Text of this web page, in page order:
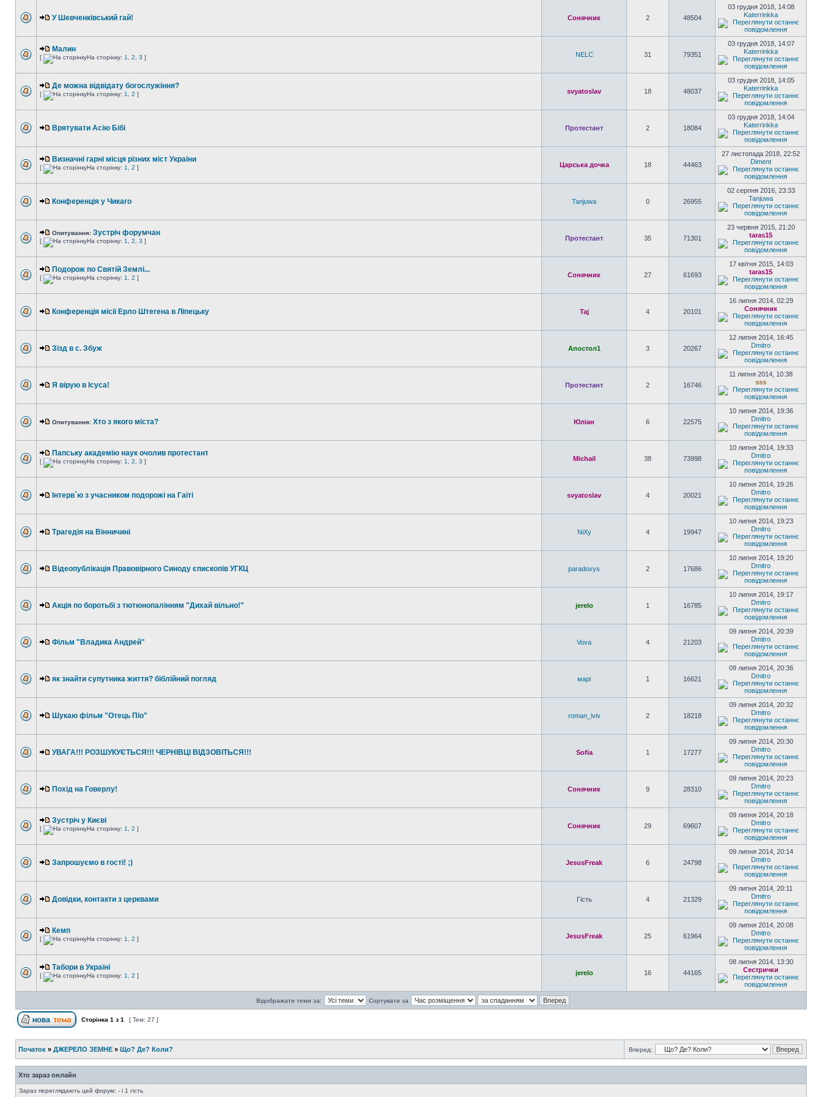
У Шевченківський гай! Сонячник 2 48504
03 грудня 2018, 14:08
Katerrinkka
Малин
[ На сторінку: 1 2 3 ] NELC 31 79351
03 грудня 2018, 14:07
Katerrinkka
Де можна відвідату богослужіння?
[ На сторінку: 1 2 ] svyatoslav 18 48037
03 грудня 2018, 14:05
Katerrinkka
Врятувати Асію Бібі Протестант 2 18084
03 грудня 2018, 14:04
Katerrinkka
Визначні гарні місця різних міст України
[ На сторінку: 1 2 ] Царська дочка 18 44463
27 листопада 2018, 22:52
Diment
Конференція у Чикаго Tanjuwa 0 26955
02 серпня 2016, 23:33
Tanjuwa
Опитування: Зустріч форумчан
[ На сторінку: 1 2 3 ] Протестант 35 71301
23 червня 2015, 21:20
taras15
Подорож по Святій Землі...
[ На сторінку: 1 2 ] Сонячник 27 61693
17 квітня 2015, 14:03
taras15
Конференція місії Ерло Штегена в Ліпецьку Taj 4 20101
16 липня 2014, 02:29
Сонячник
Зїзд в с. Збуж Апостол1 3 20267
12 липня 2014, 16:45
Dmitro
Я вірую в Ісуса! Протестант 2 16746
11 липня 2014, 10:38
sss
Опитування: Хто з якого міста? Юліан 6 22575
10 липня 2014, 19:36
Dmitro
Папську академію наук очолив протестант
[ На сторінку: 1 2 3 ] Michail 38 73998
10 липня 2014, 19:33
Dmitro
Інтерв`ю з учасником подорожі на Гаїті svyatoslav 4 20021
10 липня 2014, 19:26
Dmitro
Трагедія на Вінничині NiXy 4 19947
10 липня 2014, 19:23
Dmitro
Відеопублікація Правовірного Синоду єпископів УГКЦ paradoxys 2 17686
10 липня 2014, 19:20
Dmitro
Акція по боротьбі з тютюнопалінням "Дихай вільно!" jerelo 1 16785
10 липня 2014, 19:17
Dmitro
Фільм "Владика Андрей" Vova 4 21203
09 липня 2014, 20:39
Dmitro
як знайти супутника життя? біблійний погляд марі 1 16621
09 липня 2014, 20:36
Dmitro
Шукаю фільм "Отець Піо" roman_lviv 2 18218
09 липня 2014, 20:32
Dmitro
УВАГА!!! РОЗШУКУЄТЬСЯ!!! ЧЕРНІВЦІ ВІДЗОВІТЬСЯ!!! Sofia 1 17277
09 липня 2014, 20:30
Dmitro
Похід на Говерлу! Сонячник 9 28310
09 липня 2014, 20:23
Dmitro
Зустріч у Києві
[ На сторінку: 1 2 ] Сонячник 29 69607
09 липня 2014, 20:18
Dmitro
Запрошуємо в гості! ;) JesusFreak 6 24798
09 липня 2014, 20:14
Dmitro
Довідки, контакти з церквами Гість 4 21329
09 липня 2014, 20:11
Dmitro
Кемп
[ На сторінку: 1 2 ] JesusFreak 25 61964
09 липня 2014, 20:08
Dmitro
Табори в Україні
[ На сторінку: 1 2 ] jerelo 16 44165
08 липня 2014, 13:30
Сестрички
Відображати теми за: Сортувати за
Сторінка 1 з 1 [ Тем: 27 ]
Початок » ДЖЕРЕЛО ЗЕМНЕ » Що? Де? Коли? Вперед:
Хто зараз онлайн
Зараз переглядають цей форум: - і 1 гість